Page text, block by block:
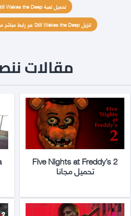
تحميل لعبة Still Wakes the Deep للكمبيوتر مجانا
تنزيل Still Wakes the Deep عبر رابط مباشر ميديا فاير وتورنت على الكمبيوتر
مقالات
Five Nights at Freddy’s 2
تحميل مجانا